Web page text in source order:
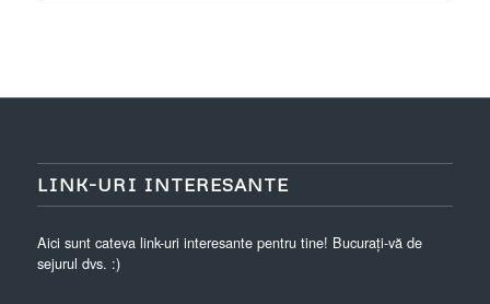
LINK-URI INTERESANTE
Aici sunt cateva link-uri interesante pentru tine! Bucurați-vă de
sejurul dvs. :)